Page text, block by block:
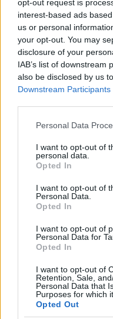
opt-out request is
interest-based ads
us or personal
your opt-out. You may
disclosure of your
IAB’s list of downstream
also be disclosed by us
Downstream Participants
Please note that this
not limited to your visit
grant or deny consent to
use your data for below
consent section.
Personal Data
I want to opt-out of
personal data.
Opted In
I want to opt-out of
Personal Data.
Opted In
I want to opt-out of
Personal Data for
Opted In
I want to opt-out of
Retention, Sale,
Personal Data that
Purposes for which
Opted Out
Σχόλια
Κυψέλη: «Δεν μπορώ
το ζευγάρι
26χρονο Αφγανό
Λέσβο